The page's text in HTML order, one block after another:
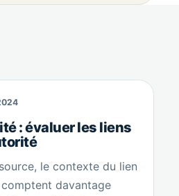
: évaluer les liens
le contexte du lien
davantage